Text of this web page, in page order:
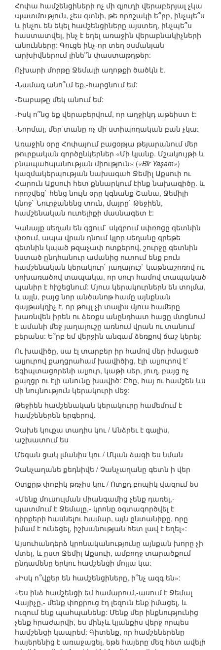
Հոփա համշենցիների ոչ մի գյուղի վերաբերյալ չկա
պատմություն, չես գտնի, թե որոշակի ե՞րբ, ինչպե՞ս
և ինչու են եկել համշենցիները այստեղ, ինչպե՞ս
հաստատվել, ինչ է եղել առաջին վերաբնակիչների
անունները: Գուցե ինչ-որ տեղ օսմանյան
արխիվներում լինե՞ն փաստաթղթեր:
Ոչխարի մորթը Ջեմալի աղոթքի ծածկն է.
-Նամազ անո՞ւմ եք,-հարցնում եմ:
-Շաբաթը մեկ անում եմ:
-Իսկ ո՞նց եք վերաբերվում, որ աղջիկդ աթեիստ է:
-Նորմալ, մեր տանը ոչ մի ստիպողական բան չկա:
Առաջին օրը Հոփայում բացօթյա թեյարանում մեր
թուրքական գործընկերներ «Մի կյանք. Մշակույթի և
բնապահպանության միություն» («Bir Yaşam»)
կազմակերպության նախագահ Ջեմիլ Աքսուի ու
Հարուն Աքսուի հետ քննարկում էինք նախագիծը. և
որոշվեց` հենց նույն օրը կգնանք Շանա, Ջեմիլի
կնոջ` Նուրջանենց տուն, մայրը` Թեջիեն,
համշենական ուտելիքի մասնագետ է:
Կանայք սեղան են գցում` սկզբում սփռոցը գետնին
փռում, ապա վրան դնում կլոր սեղանը գրեթե
գետնին կպած թզաչափ ոտքերով, շուրջը գետնին
նստած ընդհանուր ամանից ուտում ենք բուն
համշենական կերակուր` յաղալուշ` կաթնաշոռով ու
սոխառածով տապակա, որ սուր համով տապակած
պանիր է հիշեցնում: Մյուս կերակուրներն են տոլմա,
և այլն, բայց նոր անծանոթ համը այնքնան
գայթակղիչ է, որ թույլ չի տալիս մյուս համերը
խառնվեն իրեն ու ձեռքս անընդհատ հացը մտցնում
է ամանի մեջ յաղալուշը առնում վրան ու տանում
բերանս: Ե՞րբ եմ վերջին անգամ ձեռքով ճաշ կերել:
Ու խավիծը, սա էլ տարբեր իր համով մեր իմացած
ալյուրով քաղցրահամ խավիծից, էլի ալյուրով է`
եգիպտացորենի ալյուր, կաթի սեր, յուղ, բայց ոչ
քաղցր ու էլի անունը խավիծ: Ըհը, հայ ու համշեն ևս
մի նույնություն կերակուրի մեջ:
Թեջիեն համշենական կերակուրը համեմում է
համշեներեն երգերով.
Չախե կուքա տադիս կու / Անձրեւ է գալիս,
աշխատում ես
Մեգան ցակ լմանիս կու / Մկան ձագի ես նման
Չանչաղանե քեդնիվե / Չանչաղանը գետն ի վեր
Օտքըթ փոբիկ թռչիս կու / Ոտքդ բոպիկ վազում ես
«Մենք մուսուլման միանգամից չենք դառել,-
պատմում է Ջեմալը,- կրոնը օգտագործվել է
դիրքերի հասնելու համար, այն ընտանիքը, որը
իմամ է ունեցել, իշխանության հետ լավ է եղել»:
Այսուհանդերձ կրոնականությունը այնքան խորը չի
մտել, և ըստ Ջեմիլ Աքսուի, ամբողջ տարածքում
ընդամենը երկու համշենցի մոլլա կա:
«Իսկ ո՞վքեր են համշենցիները, ի՞նչ ազգ են»:
«Ես ինձ համշենցի եմ համարում,-ասում է Ջեմալ
Վայիչը,- մենք փոքրուց էդ լեզուն ենք իմացել, և
ուզում ենք պահպանենք: Մենք մեր ինքնությունից
չենք հրաժարվի, ես մինչև կյանքիս վերջ որպես
համշենցի կապրեմ: Գիտենք, որ համշեներենը
հայերենից է առաջացել, եթե հայերը մեզ հետ ավելի